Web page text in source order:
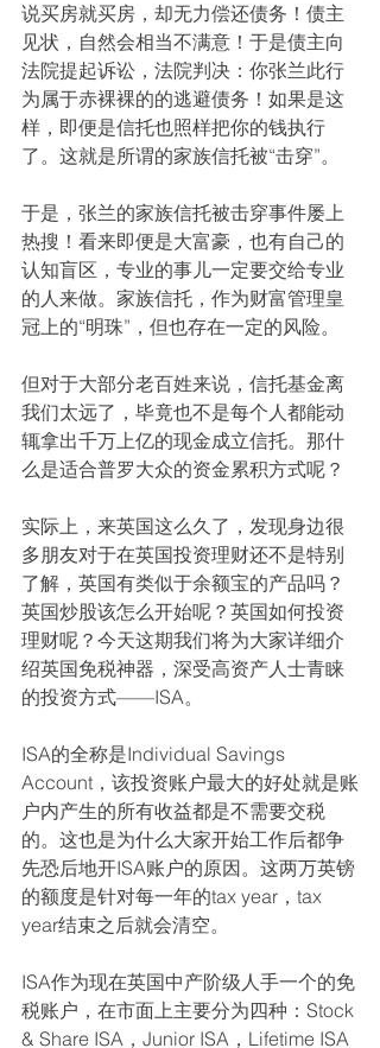
说买房就买房，却无力偿还债务！债主
见状，自然会相当不满意！于是债主向
法院提起诉讼，法院判决：你张兰此行
为属于赤裸裸的的逃避债务！如果是这
样，即便是信托也照样把你的钱执行
了。这就是所谓的家族信托被“击穿”。
于是，张兰的家族信托被击穿事件屡上
热搜！看来即便是大富豪，也有自己的
认知盲区，专业的事儿一定要交给专业
的人来做。家族信托，作为财富管理皇
冠上的“明珠”，但也存在一定的风险。
但对于大部分老百姓来说，信托基金离
我们太远了，毕竟也不是每个人都能动
辄拿出千万上亿的现金成立信托。那什
么是适合普罗大众的资金累积方式呢？
实际上，来英国这么久了，发现身边很
多朋友对于在英国投资理财还不是特别
了解，英国有类似于余额宝的产品吗？
英国炒股该怎么开始呢？英国如何投资
理财呢？今天这期我们将为大家详细介
绍英国免税神器，深受高资产人士青睐
的投资方式——ISA。
ISA的全称是Individual Savings
Account，该投资账户最大的好处就是账
户内产生的所有收益都是不需要交税
的。这也是为什么大家开始工作后都争
先恐后地开ISA账户的原因。这两万英镑
的额度是针对每一年的tax year，tax
year结束之后就会清空。
ISA作为现在英国中产阶级人手一个的免
税账户，在市面上主要分为四种：Stock
& Share ISA，Junior ISA，Lifetime ISA